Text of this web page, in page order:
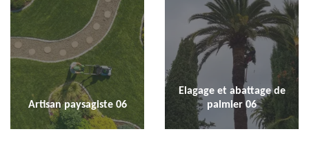
Artisan paysagiste 06
Elagage et abattage de
palmier 06